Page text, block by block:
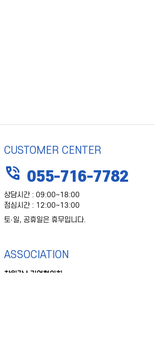
CUSTOMER CENTER
phone_in_talk 055-716-7782
상담시간 : 09:00~18:00
점심시간 : 12:00~13:00
토·일, 공휴일은 휴무입니다.
ASSOCIATION
창원강소기업협의회